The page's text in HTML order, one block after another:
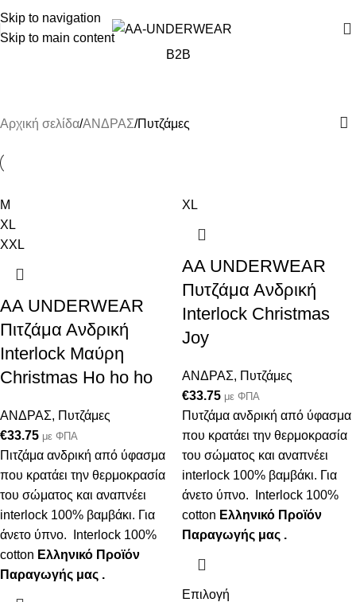
Skip to navigation
Skip to main content
B2B
Αρχική σελίδα ΑΝΔΡΑΣ Πυτζάμες
M
XL
XXL
AA UNDERWEAR
Πιτζάμα Ανδρική
Interlock Μαύρη
Christmas Ho ho ho
ΑΝΔΡΑΣ, Πυτζάμες
€33.75 με ΦΠΑ
Πιτζάμα ανδρική από ύφασμα
που κρατάει την θερμοκρασία
του σώματος και αναπνέει
interlock 100% βαμβάκι. Για
άνετο ύπνο. Interlock 100%
cotton Ελληνικό Προϊόν
Παραγωγής μας .
XL
AA UNDERWEAR
Πυτζάμα Ανδρική
Interlock Christmas
Joy
ΑΝΔΡΑΣ, Πυτζάμες
€33.75 με ΦΠΑ
Πυτζάμα ανδρική από ύφασμα
που κρατάει την θερμοκρασία
του σώματος και αναπνέει
interlock 100% βαμβάκι. Για
άνετο ύπνο. Interlock 100%
cotton Ελληνικό Προϊόν
Παραγωγής μας .
Επιλογή